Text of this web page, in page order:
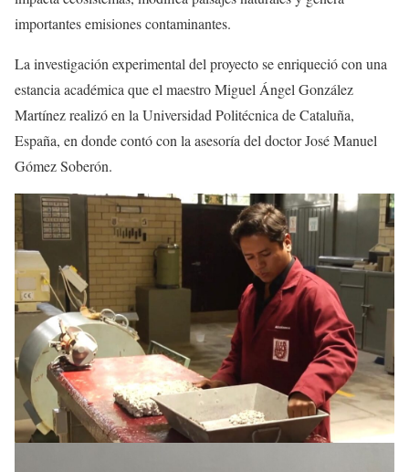
importantes emisiones contaminantes.
La investigación experimental del proyecto se enriqueció con una
estancia académica que el maestro Miguel Ángel González
Martínez realizó en la Universidad Politécnica de Cataluña,
España, en donde contó con la asesoría del doctor José Manuel
Gómez Soberón.